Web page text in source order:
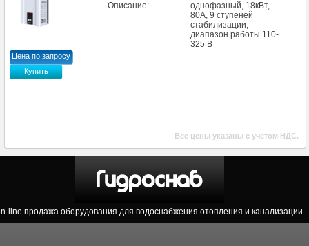
Описание:
однофазный, 18кВт,
80А, 9 ступеней
стабилизации,
диапазон работы 110-
325 В
Цена по запросу
Купить
Все цены указаны с учетом НДС.
line продажа оборудования для водоснабжения отопления и канализации